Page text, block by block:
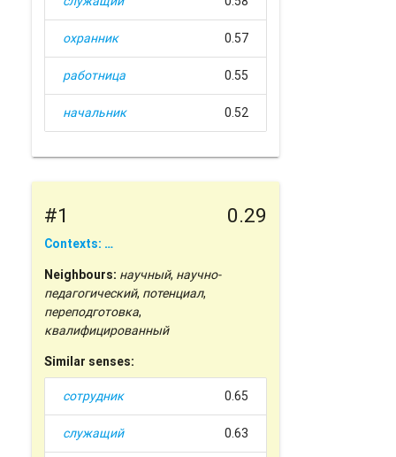
охранник 0.57
работница 0.55
начальник 0.52
#1 0.29
Contexts: …
Neighbours: научный, научно-
педагогический, потенциал,
переподготовка,
квалифицированный
Similar senses:
сотрудник 0.65
служащий 0.63